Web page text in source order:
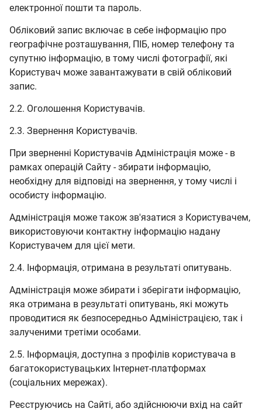
електронної пошти та пароль.
Обліковий запис включає в себе інформацію про
географічне розташування, ПІБ, номер телефону та
супутню інформацію, в тому числі фотографії, які
Користувач може завантажувати в свій обліковий
запис.
2.2. Оголошення Користувачів.
2.3. Звернення Користувачів.
При зверненні Користувачів Адміністрація може - в
рамках операцій Сайту - збирати інформацію,
необхідну для відповіді на звернення, у тому числі і
особисту інформацію.
Адміністрація може також зв'язатися з Користувачем,
використовуючи контактну інформацію надану
Користувачем для цієї мети.
2.4. Інформація, отримана в результаті опитувань.
Адміністрація може збирати і зберігати інформацію,
яка отримана в результаті опитувань, які можуть
проводитися як безпосередньо Адміністрацією, так і
залученими третіми особами.
2.5. Інформація, доступна з профілів користувача в
багатокористувацьких Інтернет-платформах
(соціальних мережах).
Реєструючись на Сайті, або здійснюючи вхід на сайт